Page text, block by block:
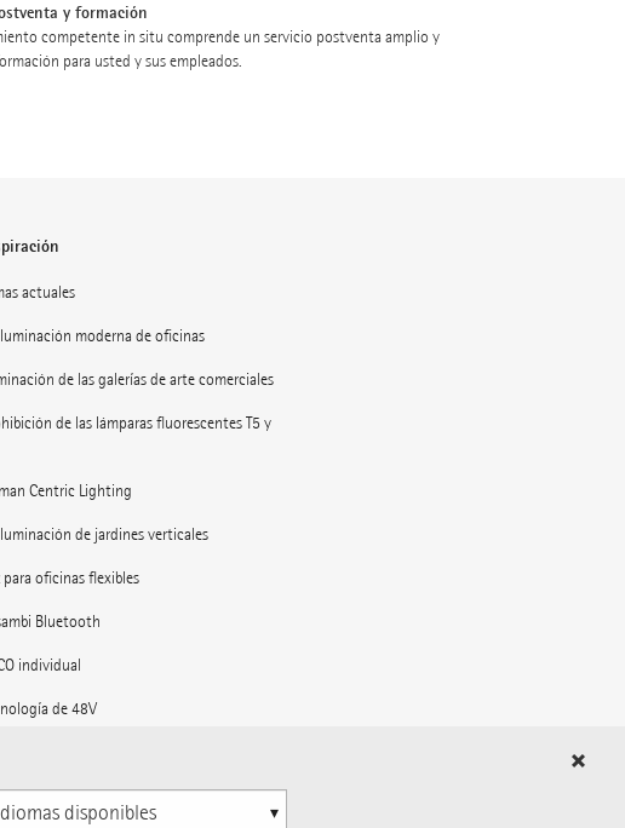
y formación
competente in situ comprende un servicio postventa amplio y
para usted y sus empleados.
actuales
moderna de oficinas
de las galerías de arte comerciales
de las lámparas fluorescentes T5 y
Centric Lighting
de jardines verticales
para oficinas flexibles
Bluetooth
individual
de 48V
para las estaciones de tren